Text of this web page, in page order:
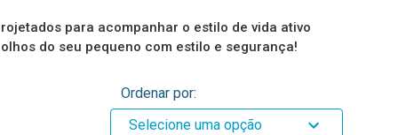
para acompanhar o estilo de vida ativo
do seu pequeno com estilo e segurança!
Ordenar por:
Selecione uma opção